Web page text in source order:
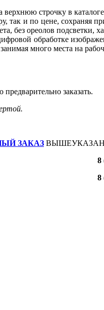
верхнюю строчку в
так и по цене, сохраняя
без ореолов
обработке
много места на
заказать.
ЗАКАЗ
8
8